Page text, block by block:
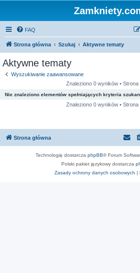
FAQ
Strona główna Szukaj Aktywne tematy
Aktywne tematy
Wyszukiwanie zaawansowane
Znaleziono 0 wyników • Strona
Nie znaleziono elementów spełniających kryteria
Znaleziono 0 wyników • Strona
Strona główna
Technologię dostarcza phpBB® Forum
Polski pakiet językowy dostarcza
Zasady ochrony danych osobowych |